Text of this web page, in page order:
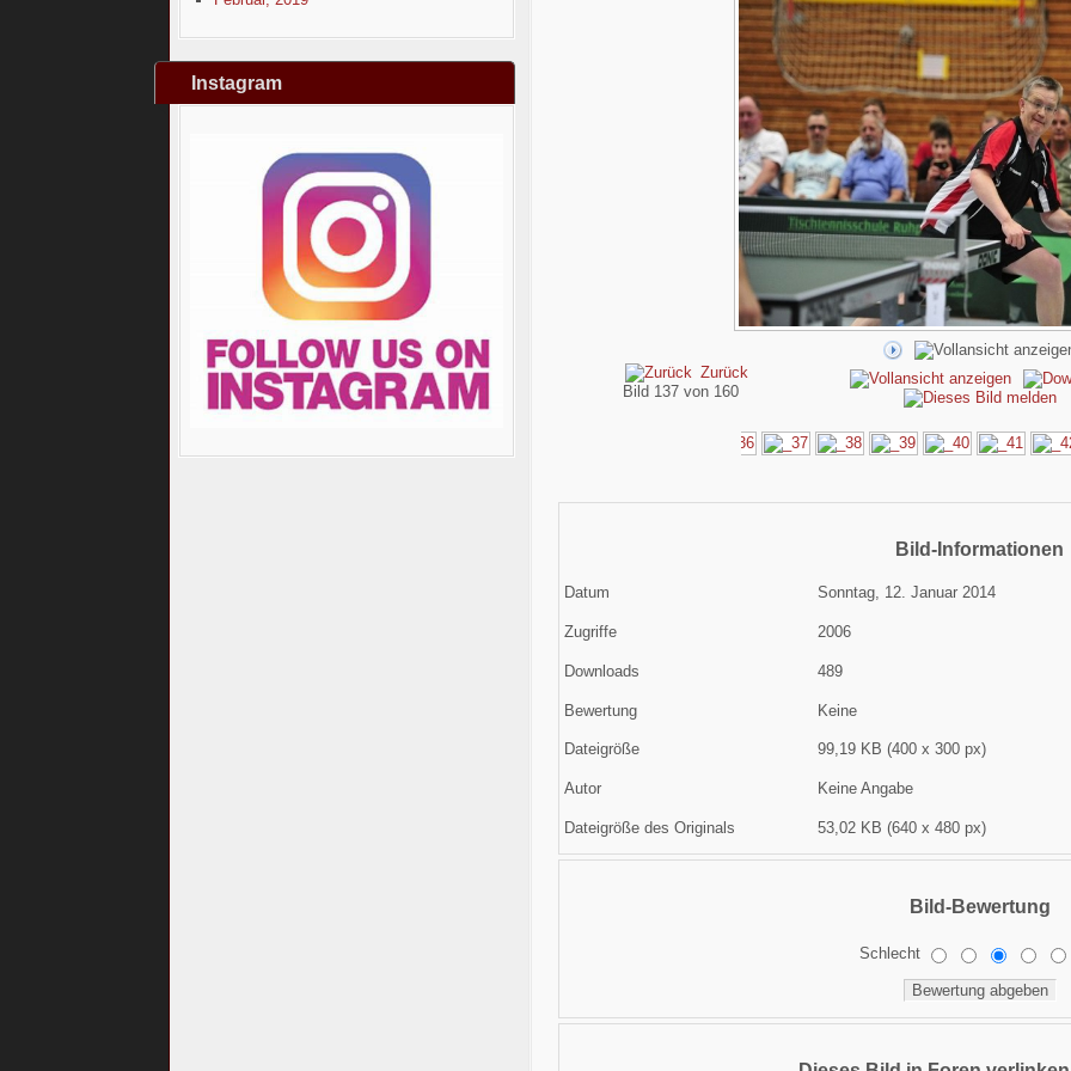
Instagram
Zurück
Bild 137 von 160
Bild-Informationen
Datum Sonntag, 12. Januar 2014
Zugriffe 2006
Downloads 489
Bewertung Keine
Dateigröße 99,19 KB (400 x 300 px)
Autor Keine Angabe
Dateigröße des Originals 53,02 KB (640 x 480 px)
Bild-Bewertung
Schlecht